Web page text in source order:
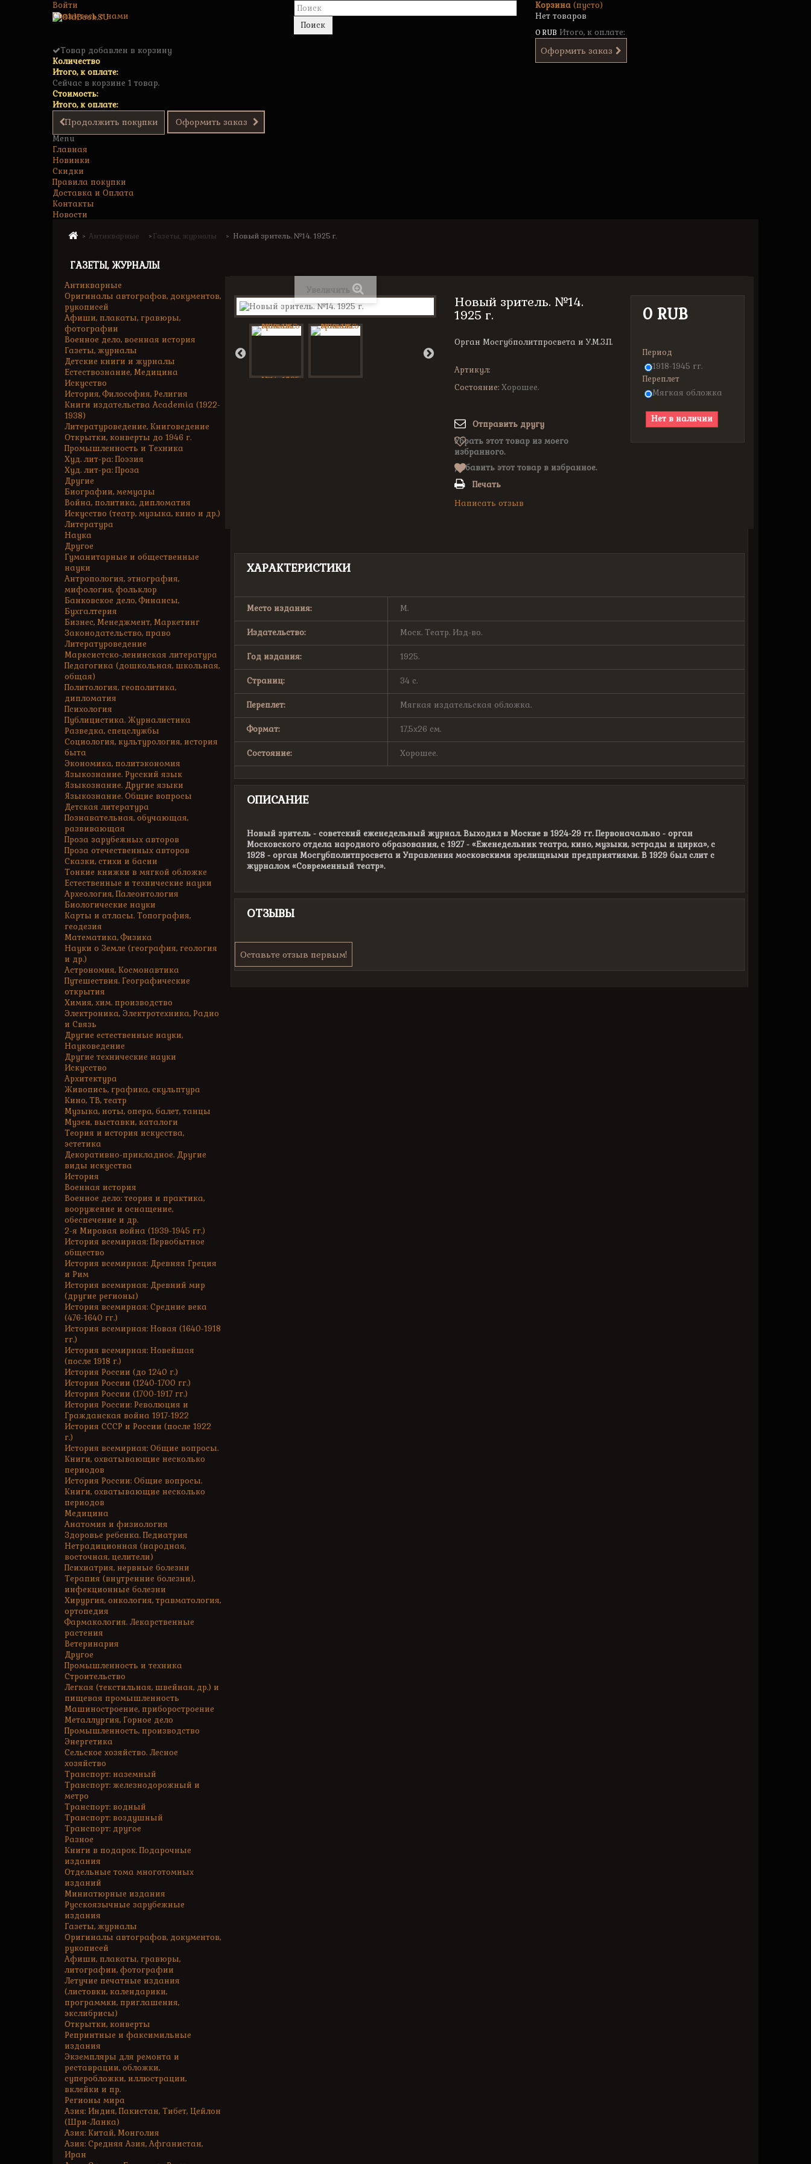
Войти
Свяжитесь с нами
Поиск
Корзина (пусто)
Нет товаров
0 RUB Итого, к оплате:
Оформить заказ
Товар добавлен в корзину
Количество
Итого, к оплате:
Сейчас в корзине 1 товар.
Стоимость:
Итого, к оплате:
Продолжить покупки Оформить заказ
Menu
Главная
Новинки
Скидки
Правила покупки
Доставка и Оплата
Контакты
Новости
> Антикварные > Газеты, журналы > Новый зритель. №14. 1925 г.
ГАЗЕТЫ, ЖУРНАЛЫ
Антикварные
Оригиналы автографов, документов,
рукописей
Афиши, плакаты, гравюры,
фотографии
Военное дело, военная история
Газеты, журналы
Детские книги и журналы
Естествознание, Медицина
Искусство
История, Философия, Религия
Книги издательства Academia (1922-
1938)
Литературоведение, Книговедение
Открытки, конверты до 1946 г.
Промышленность и Техника
Худ. лит-ра: Поэзия
Худ. лит-ра: Проза
Другие
Биографии, мемуары
Война, политика, дипломатия
Искусство (театр, музыка, кино и др.)
Литература
Наука
Другое
Гуманитарные и общественные
науки
Антропология, этнография,
мифология, фольклор
Банковское дело, Финансы,
Бухгалтерия
Бизнес, Менеджмент, Маркетинг
Законодательство, право
Литературоведение
Марксистско-ленинская литература
Педагогика (дошкольная, школьная,
общая)
Политология, геополитика,
дипломатия
Психология
Публицистика. Журналистика
Разведка, спецслужбы
Социология, культурология, история
быта
Экономика, политэкономия
Языкознание. Русский язык
Языкознание. Другие языки
Языкознание. Общие вопросы
Детская литература
Познавательная, обучающая,
развивающая
Проза зарубежных авторов
Проза отечественных авторов
Сказки, стихи и басни
Тонкие книжки в мягкой обложке
Естественные и технические науки
Археология, Палеонтология
Биологические науки
Карты и атласы. Топография,
геодезия
Математика, Физика
Науки о Земле (география, геология
и др.)
Астрономия, Космонавтика
Путешествия. Географические
открытия
Химия, хим. производство
Электроника, Электротехника, Радио
и Связь
Другие естественные науки,
Науковедение
Другие технические науки
Искусство
Архитектура
Живопись, графика, скульптура
Кино, ТВ, театр
Музыка, ноты, опера, балет, танцы
Музеи, выставки, каталоги
Теория и история искусства,
эстетика
Декоративно-прикладное. Другие
виды искусства
История
Военная история
Военное дело: теория и практика,
вооружение и оснащение,
обеспечение и др.
2-я Мировая война (1939-1945 гг.)
История всемирная: Первобытное
общество
История всемирная: Древняя Греция
и Рим
История всемирная: Древний мир
(другие регионы)
История всемирная: Средние века
(476-1640 гг.)
История всемирная: Новая (1640-1918
гг.)
История всемирная: Новейшая
(после 1918 г.)
История России (до 1240 г.)
История России (1240-1700 гг.)
История России (1700-1917 гг.)
История России: Революция и
Гражданская война 1917-1922
История СССР и России (после 1922
г.)
История всемирная: Общие вопросы.
Книги, охватывающие несколько
периодов
История России: Общие вопросы.
Книги, охватывающие несколько
периодов
Медицина
Анатомия и физиология
Здоровье ребенка. Педиатрия
Нетрадиционная (народная,
восточная, целители)
Психиатрия, нервные болезни
Терапия (внутренние болезни),
инфекционные болезни
Хирургия, онкология, травматология,
ортопедия
Фармакология. Лекарственные
растения
Ветеринария
Другое
Промышленность и техника
Строительство
Легкая (текстильная, швейная, др.) и
пищевая промышленность
Машиностроение, приборостроение
Металлургия, Горное дело
Промышленность, производство
Энергетика
Сельское хозяйство. Лесное
хозяйство
Транспорт: наземный
Транспорт: железнодорожный и
метро
Транспорт: водный
Транспорт: воздушный
Транспорт: другое
Разное
Книги в подарок. Подарочные
издания
Отдельные тома многотомных
изданий
Миниатюрные издания
Русскоязычные зарубежные
издания
Газеты, журналы
Оригиналы автографов, документов,
рукописей
Афиши, плакаты, гравюры,
литографии, фотографии
Летучие печатные издания
(листовки, календарики,
программки, приглашения,
экслибрисы)
Открытки, конверты
Репринтные и факсимильные
издания
Экземпляры для ремонта и
реставрации, обложки,
суперобложки, иллюстрации,
вклейки и пр.
Регионы мира
Азия: Индия, Пакистан, Тибет, Цейлон
(Шри-Ланка)
Азия: Китай, Монголия
Азия: Средняя Азия, Афганистан,
Иран
Увеличить
Новый зритель. №14.
1925 г.
Орган Мосгубполитпросвета и У.М.З.П.
Артикул:
Состояние: Хорошее.
Отправить другу
Убрать этот товар из моего
избранного.
Добавить этот товар в избранное.
Печать
Написать отзыв
0 RUB
Период
1918-1945 гг.
Переплет
Мягкая обложка
Нет в наличии
ХАРАКТЕРИСТИКИ
Место издания: М.
Издательство: Моск. Театр. Изд-во.
Год издания: 1925.
Страниц: 34 с.
Переплет: Мягкая издательская обложка.
Формат: 17,5х26 см.
Состояние: Хорошее.
ОПИСАНИЕ
Новый зритель - советский еженедельный журнал. Выходил в Москве в 1924-29 гг. Первоначально - орган
Московского отдела народного образования, с 1927 - «Еженедельник театра, кино, музыки, эстрады и цирка», с
1928 - орган Мосгубполитпросвета и Управления московскими зрелищными предприятиями. В 1929 был слит с
журналом «Современный театр».
ОТЗЫВЫ
Оставьте отзыв первым!